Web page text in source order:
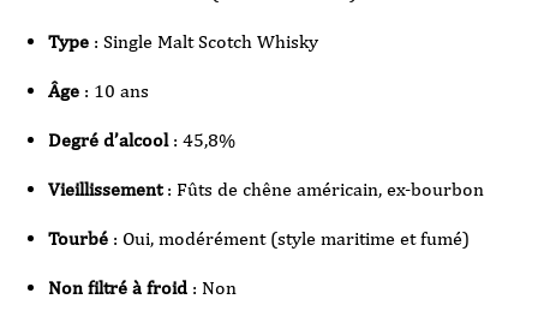
Type : Single Malt Scotch Whisky
Âge : 10 ans
Degré d’alcool: 45,8%
Vieillissement: Fûts de chêne américain, ex-bourbon
Tourbé : Oui, modérément (style maritime et fumé)
Non filtré à froid : Non